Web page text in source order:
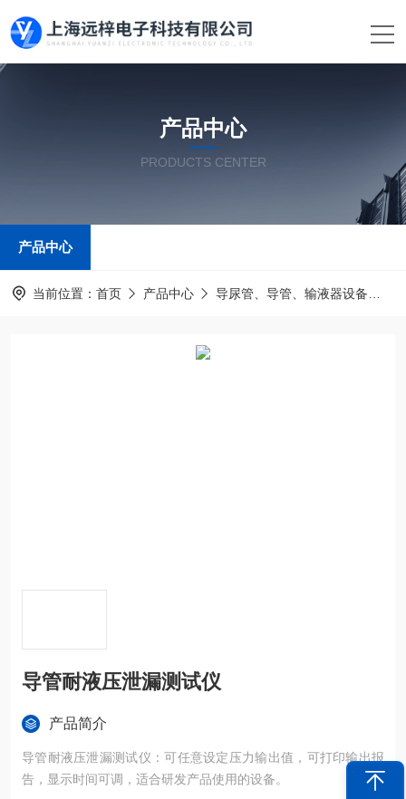
产品中心
PRODUCTS CENTER
产品中心
当前位置： 首页 产品中心 导尿管、导管、输液器设备
导管耐液压泄漏测试仪
产品简介
导管耐液压泄漏测试仪：可任意设定压力输出值，可打印输出报
告，显示时间可调，适合研发产品使用的设备。